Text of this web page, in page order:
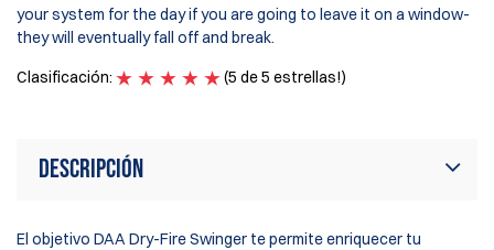
your system for the day if you are going to leave it on a window-
they will eventually fall off and break.
Clasificación:
(5 de 5 estrellas!)
Descripción
El objetivo DAA Dry-Fire Swinger te permite enriquecer tu